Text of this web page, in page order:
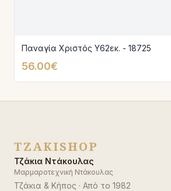
Παναγία Χριστός Υ62εκ. - 18725
56.00€
TZAKISHOP
Τζάκια Ντάκουλας
Μαρμαροτεχνική Ντάκουλας
Τζάκια & Κήπος · Από το 1982